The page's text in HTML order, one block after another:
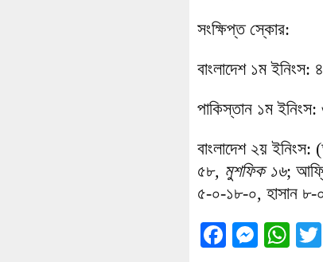
সংক্ষিপ্ত স্কোর:
বাংলাদেশ ১ম ইনিংস:
পাকিস্তান ১ম
বাংলাদেশ ২য়
৫৮, মুশফিক ১৬;
৫-০-১৮-০, হাসান
Facebook